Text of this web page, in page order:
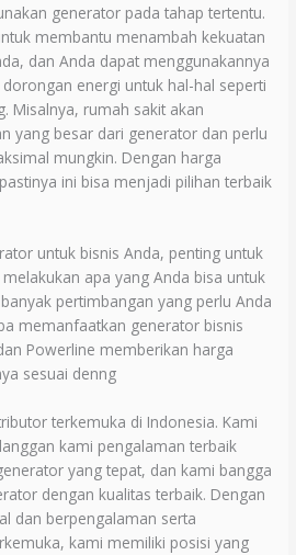
generator pada tahap tertentu.
membantu menambah kekuatan
dan Anda dapat menggunakannya
energi untuk hal-hal seperti
Misalnya, rumah sakit akan
yang besar dari generator dan perlu
mungkin. Dengan harga
ini bisa menjadi pilihan terbaik
untuk bisnis Anda, penting untuk
apa yang Anda bisa untuk
pertimbangan yang perlu Anda
memanfaatkan generator bisnis
Powerline memberikan harga
sesuai denng
terkemuka di Indonesia. Kami
kami pengalaman terbaik
yang tepat, dan kami bangga
dengan kualitas terbaik. Dengan
dan berpengalaman serta
kami memiliki posisi yang